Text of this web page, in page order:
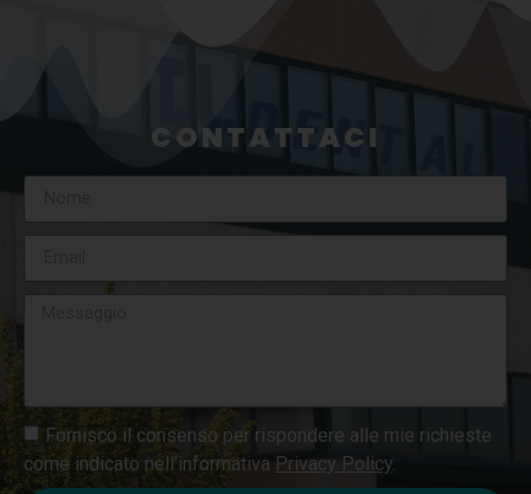
CONTATTACI
Fornisco il consenso per rispondere alle mie richieste
come indicato nell’informativa Privacy Policy